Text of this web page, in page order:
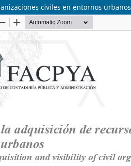
civiles en entornos urbanos